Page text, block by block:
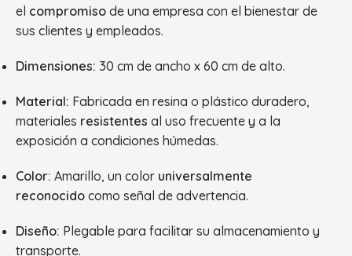
el compromiso de una empresa con el bienestar de
sus clientes y empleados.
Dimensiones: 30 cm de ancho x 60 cm de alto.
Material: Fabricada en resina o plástico duradero,
materiales resistentes al uso frecuente y a la
exposición a condiciones húmedas.
Color: Amarillo, un color universalmente
reconocido como señal de advertencia.
Diseño: Plegable para facilitar su almacenamiento y
transporte.